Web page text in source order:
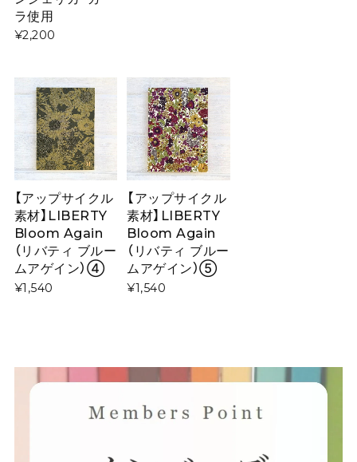
ラ使用
¥2,200
【アップサイクル
素材】LIBERTY
Bloom Again
（リバティ ブルー
ムアゲイン）④
¥1,540
【アップサイクル
素材】LIBERTY
Bloom Again
（リバティ ブルー
ムアゲイン）⑤
¥1,540